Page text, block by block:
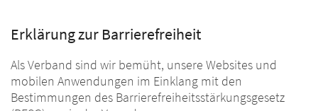
Erklärung zur Barrierefreiheit
Als Verband sind wir bemüht, unsere Websites und
mobilen Anwendungen im Einklang mit den
Bestimmungen des Barrierefreiheitsstärkungsgesetz